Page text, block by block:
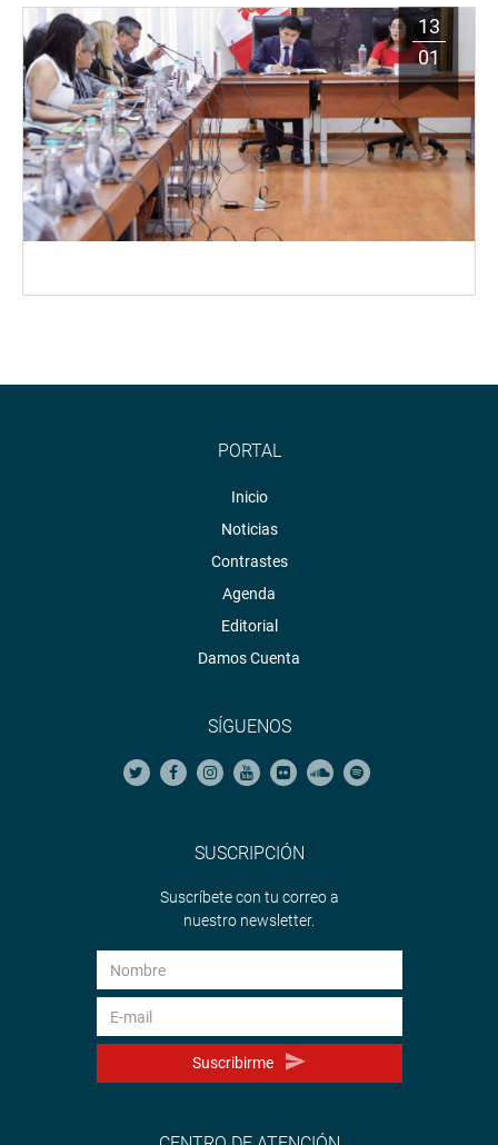
13
01
PORTAL
Inicio
Noticias
Contrastes
Agenda
Editorial
Damos Cuenta
SÍGUENOS
SUSCRIPCIÓN
Suscríbete con tu correo a
nuestro newsletter.
Suscribirme